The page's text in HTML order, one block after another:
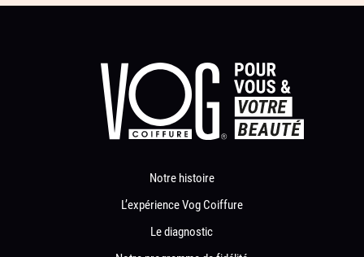
Notre histoire
L’expérience Vog Coiffure
Le diagnostic